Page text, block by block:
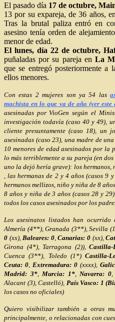
El pasado día 17 de octubre,
13 por su expareja, de 36 años, en
Tras la brutal paliza entró en
asesino tenía orden de
menor de edad.
El lunes, día 22 de octubre,
puñaladas por su pareja en La
que se entregó posteriormente
ellos menores.
Con estas 2 mujeres son ya 54 las
machista en lo que va de año (ver este
asesinadas por VioGen según el
investigación todavía (caso 40 y 49),
cliente presuntamente (caso 18), un
asesinadas (caso 23), una madre de
10 menores de edad asesinados por
lo más terriblemente a su pareja (en
uno la dejó hería grave): los hermanos,
, las hermanas de 2 y 4 años (casos
hermanos mellizos, niño y niña de 8
8 años y niña de 3 años (casos 28 y
todos los casos asesinados por los
Los asesinatos listados han ocurrido
Almería (4**), Granada (3**), Sevilla
0 (xx), Baleares: 0,Canarias: 0 (xx),
Girona (4*), Tarragona (2)),
Cuenca (3**), Toledo (1*)Castilla-
Ceuta: 0 Extremadura: 0(xxxx),
Madrid: 3*, Murcia: 1*, Navarra: 0,
Alacant (3), Castelló), País Vasco: 1
los casos no oficiales)
Quiero visibilizar también a otras
principalmente, o relacionadas con